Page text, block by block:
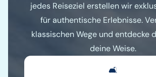
jedes Reiseziel erstellen wir
für authentische Erlebnisse.
klassischen Wege und entdecke
deine Weise.
🛋️